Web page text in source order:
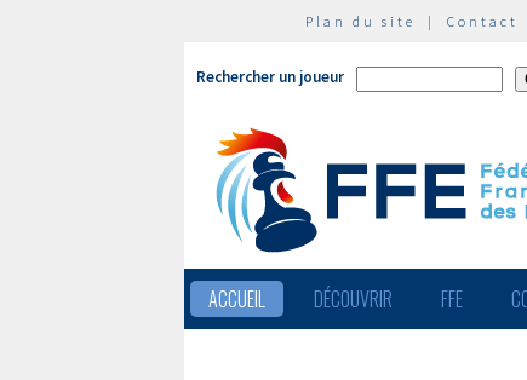
Plan du site | Contact
Rechercher un joueur
ACCUEIL DÉCOUVRIR FFE